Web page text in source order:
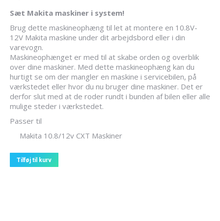
Sæt Makita maskiner i system!
Brug dette maskineophæng til let at montere en 10.8V-
12V Makita maskine under dit arbejdsbord eller i din
varevogn.
Maskineophænget er med til at skabe orden og overblik
over dine maskiner. Med dette maskineophæng kan du
hurtigt se om der mangler en maskine i servicebilen, på
værkstedet eller hvor du nu bruger dine maskiner. Det er
derfor slut med at de roder rundt i bunden af bilen eller alle
mulige steder i værkstedet.
Passer til
Makita 10.8/12v CXT Maskiner
Tilføj til kurv